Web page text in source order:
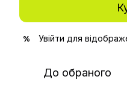
% Увійти для
До обраного